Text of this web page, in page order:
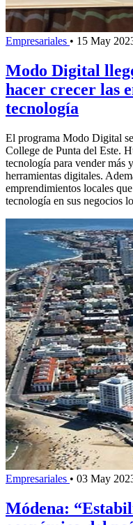
Empresariales • 15 May
Modo Digital
hacer crecer las
tecnología
El programa Modo Digital
College de Punta del Este.
tecnología para vender más
herramientas digitales.
emprendimientos locales
tecnología en sus negocios
Empresariales • 03 May
Módena: